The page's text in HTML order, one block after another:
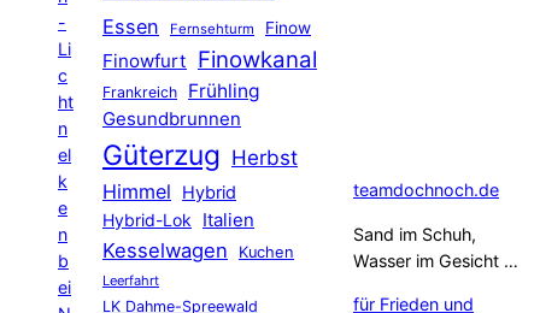
-
Li
c
ht
n
el
k
e
n
b
ei
Essen Fernsehturm Finow
Finowfurt Finowkanal
Frankreich Frühling
Gesundbrunnen
Güterzug Herbst
Himmel
Hybrid
Hybrid-Lok Italien
Kesselwagen Kuchen
Leerfahrt
LK Dahme-Spreewald
teamdochnoch.de
Sand im Schuh,
Wasser im Gesicht …
für Frieden und